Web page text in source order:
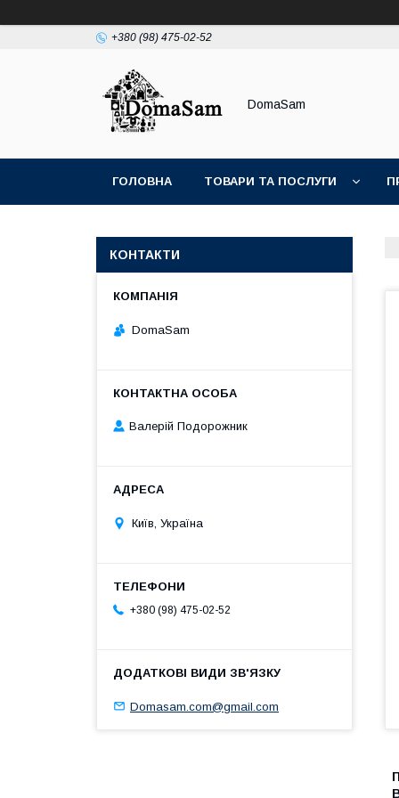
+380 (98) 475-02-52
DomaSam
ГОЛОВНА ТОВАРИ ТА ПОСЛУГИ
КОНТАКТИ
DomaSam
Валерій Подорожник
Київ, Україна
+380 (98) 475-02-52
Domasam.com@gmail.com